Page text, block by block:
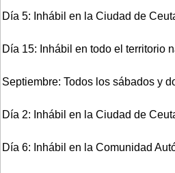
Día 5: Inhábil en la Ciudad de
Día 15: Inhábil en todo el territorio
Septiembre: Todos los sábados y
Día 2: Inhábil en la Ciudad de
Día 6: Inhábil en la Comunidad